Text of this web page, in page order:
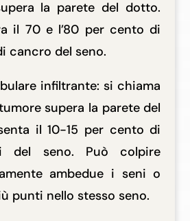
la parete del dotto.
il 70 e l’80 per cento di
cancro del seno.
infiltrante: si chiama
supera la parete del
il 10-15 per cento di
seno. Può colpire
ambedue i seni o
punti nello stesso seno.